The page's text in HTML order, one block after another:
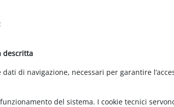
descritta
di navigazione, necessari per garantire
del sistema. I cookie tecnici